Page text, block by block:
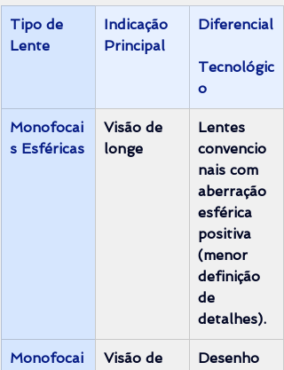
Tipo de
Lente
Indicação
Principal
Diferencial
Tecnológic
o
Monofocai
s Esféricas
Visão de
longe
Lentes
convencio
nais com
aberração
esférica
positiva
(menor
definição
de
detalhes).
Monofocai
Visão de
Desenho